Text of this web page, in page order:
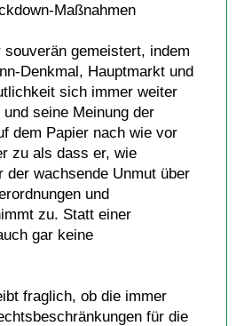
Maßnahmen
gemeistert, indem
Denkmal, Hauptmarkt und
sich immer weiter
seine Meinung der
dem Papier nach wie vor
zu als dass er, wie
wachsende Unmut über
und
zu. Statt einer
gar keine
fraglich, ob die immer
für die